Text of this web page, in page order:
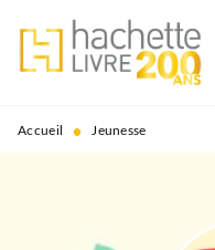
MENU RECHERCHE
PIED DE PAGE
Accueil • Jeunesse